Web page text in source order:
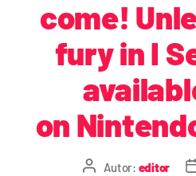
come!
fury in I
on
Autor: editor